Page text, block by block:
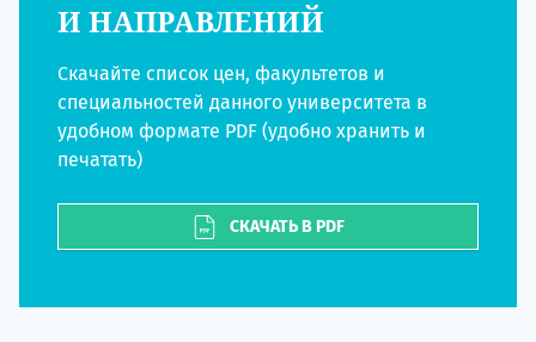
И НАПРАВЛЕНИЙ
Скачайте список цен, факультетов и
специальностей данного университета в
удобном формате PDF (удобно хранить и
печатать)
СКАЧАТЬ В PDF